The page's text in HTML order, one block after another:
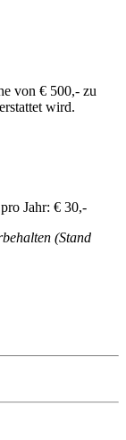
von € 500,- zu
wird.
Jahr: € 30,-
(Stand